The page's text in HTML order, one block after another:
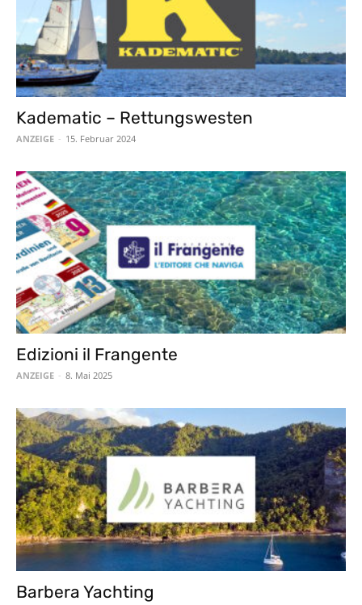
Kadematic – Rettungswesten
ANZEIGE - 15. Februar 2024
Edizioni il Frangente
ANZEIGE - 8. Mai 2025
Barbera Yachting